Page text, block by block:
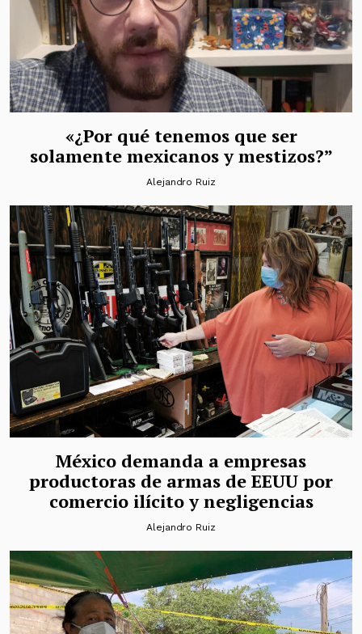
«¿Por qué tenemos que ser
solamente mexicanos y mestizos?”
Alejandro Ruiz
México demanda a empresas
productoras de armas de EEUU por
comercio ilícito y negligencias
Alejandro Ruiz